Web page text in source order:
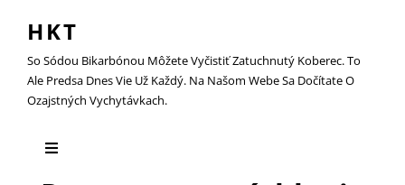
HKT
So Sódou Bikarbónou Môžete Vyčistiť Zatuchnutý Koberec. To
Ale Predsa Dnes Vie Už Každý. Na Našom Webe Sa Dočítate O
Ozajstných Vychytávkach.